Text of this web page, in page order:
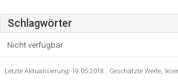
Schlagwörter
Nicht verfügbar
Letzte Aktualisierung: 19.05.2018 . Geschätzte Werte,